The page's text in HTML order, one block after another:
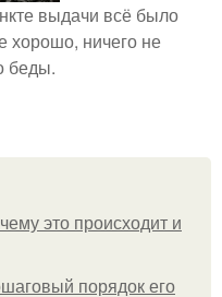
выдачи всё было
хорошо, ничего не
беды.
это происходит и
порядок его